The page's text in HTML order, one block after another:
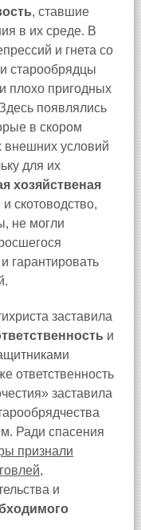
, ставшие
в их среде. В
и гнета со
старообрядцы
плохо пригодных
появлялись
в скором
внешних условий
для их
хозяйственая
скотоводство,
не могли
гарантировать
заставила
и
ответственность
заставила
Ради спасения
признали
,
и